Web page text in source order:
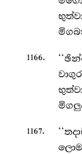
1166.
1167.